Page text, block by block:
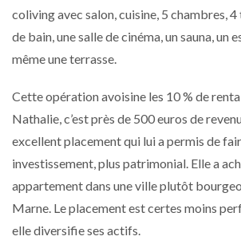
coliving avec salon, cuisine, 5 chambres,
de bain, une salle de cinéma, un sauna, un
même une terrasse.
Cette opération avoisine les 10 % de
Nathalie, c’est près de 500 euros de
excellent placement qui lui a permis de
investissement, plus patrimonial. Elle a
appartement dans une ville plutôt
Marne. Le placement est certes moins
elle diversifie ses actifs.